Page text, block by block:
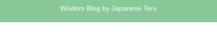
Wisdom Blog by Japanese Teru